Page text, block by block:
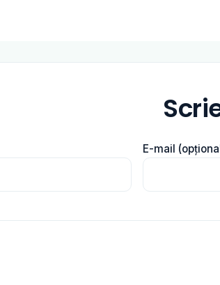
E-mail